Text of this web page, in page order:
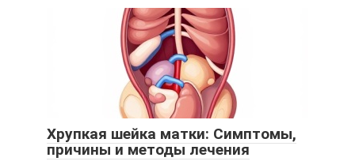
Хрупкая шейка матки: Симптомы,
причины и методы лечения